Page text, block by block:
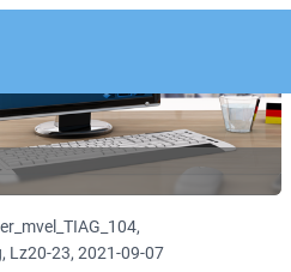
Lz20-23, 2021-09-07